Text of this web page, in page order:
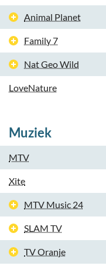
Animal Planet
Family 7
Nat Geo Wild
LoveNature
Muziek
MTV
Xite
MTV Music 24
SLAM TV
TV Oranje